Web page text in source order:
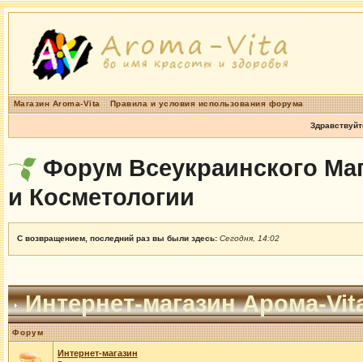
Магазин Aroma-Vita Правила и условия использования форума
Форум Всеукраинского
и Косметологии
С возвращением, последний раз вы были здесь: Сегодня, 14:02
Интернет-магазин Арома-
Форум
Интернет-магазин